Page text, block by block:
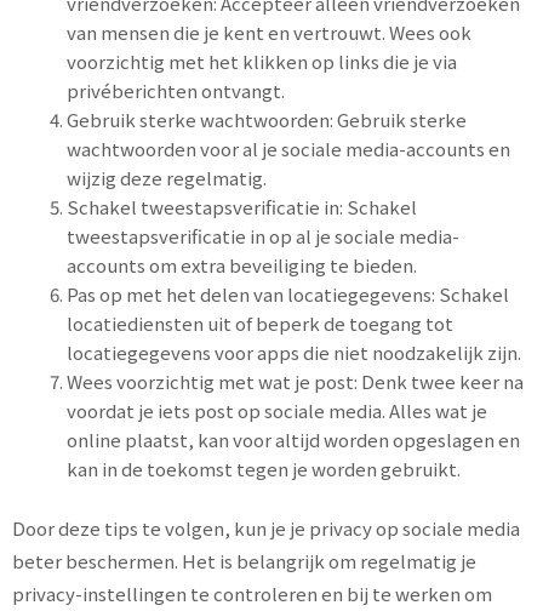
van mensen die je kent en vertrouwt. Wees ook
voorzichtig met het klikken op links die je via
privéberichten ontvangt.
Gebruik sterke wachtwoorden: Gebruik sterke
wachtwoorden voor al je sociale media-accounts en
wijzig deze regelmatig.
Schakel tweestapsverificatie in: Schakel
tweestapsverificatie in op al je sociale media-
accounts om extra beveiliging te bieden.
Pas op met het delen van locatiegegevens: Schakel
locatiediensten uit of beperk de toegang tot
locatiegegevens voor apps die niet noodzakelijk zijn.
Wees voorzichtig met wat je post: Denk twee keer na
voordat je iets post op sociale media. Alles wat je
online plaatst, kan voor altijd worden opgeslagen en
kan in de toekomst tegen je worden gebruikt.
Door deze tips te volgen, kun je je privacy op sociale media
beter beschermen. Het is belangrijk om regelmatig je
privacy-instellingen te controleren en bij te werken om